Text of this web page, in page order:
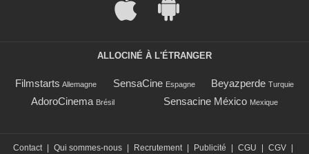
ALLOCINÉ À L'ÉTRANGER
Filmstarts Allemagne SensaCine Espagne Beyazperde Turquie
AdoroCinema Brésil Sensacine México Mexique
Contact Qui sommes-nous Recrutement Publicité CGU CGV